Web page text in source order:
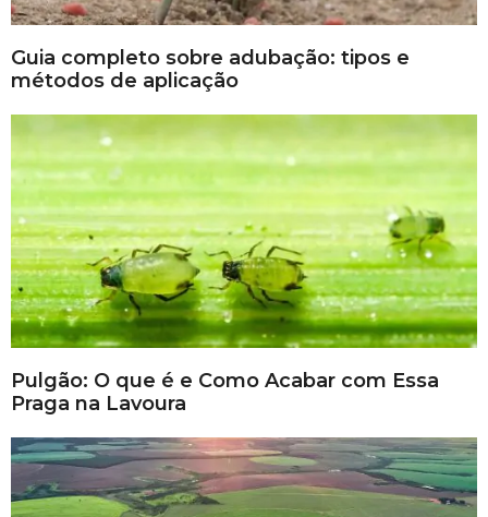
Guia completo sobre adubação: tipos e
métodos de aplicação
Pulgão: O que é e Como Acabar com Essa
Praga na Lavoura